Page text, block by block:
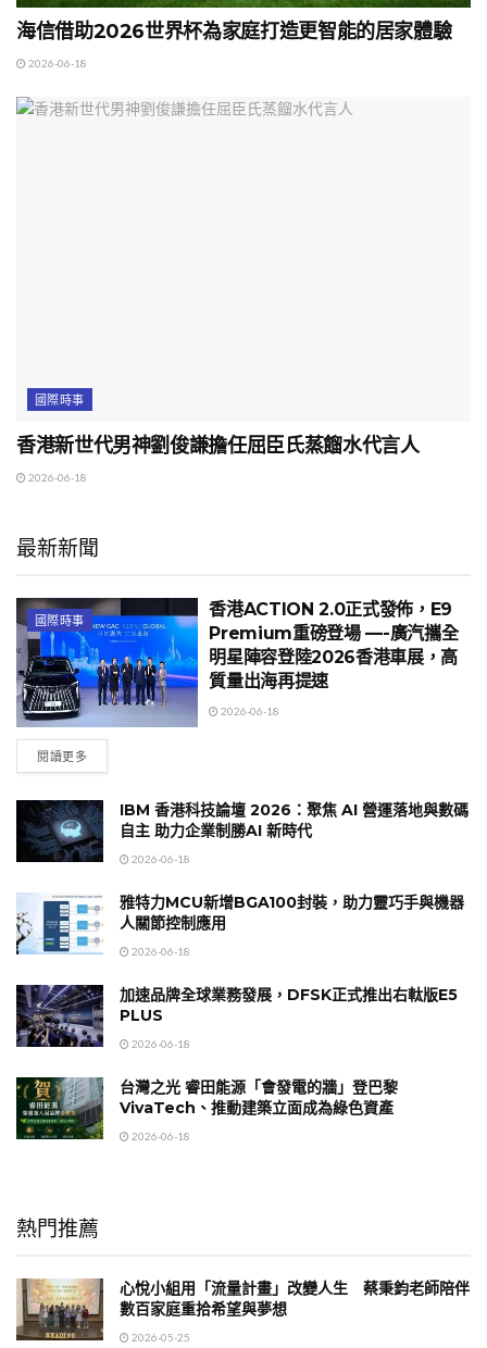
海信借助2026世界杯為家庭打造更智能的居家體驗
2026-06-18
國際時事
香港新世代男神劉俊謙擔任屈臣氏蒸餾水代言人
2026-06-18
最新新聞
國際時事
香港ACTION 2.0正式發佈，E9
Premium重磅登場 —-廣汽攜全
明星陣容登陸2026香港車展，高
質量出海再提速
2026-06-18
閱讀更多
IBM 香港科技論壇 2026：聚焦 AI 營運落地與數碼
自主 助力企業制勝AI 新時代
2026-06-18
雅特力MCU新增BGA100封裝，助力靈巧手與機器
人關節控制應用
2026-06-18
加速品牌全球業務發展，DFSK正式推出右軚版E5
PLUS
2026-06-18
台灣之光 睿田能源「會發電的牆」登巴黎
VivaTech、推動建築立面成為綠色資產
2026-06-18
熱門推薦
心悅小組用「流量計畫」改變人生 蔡秉鈞老師陪伴
數百家庭重拾希望與夢想
2026-05-25